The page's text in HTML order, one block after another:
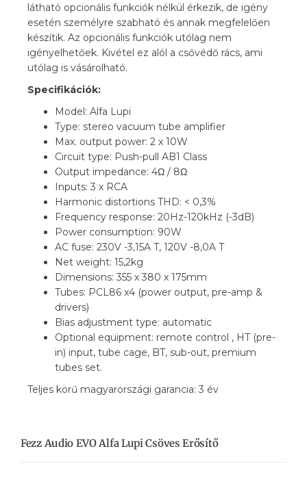
látható opcionális funkciók nélkül érkezik, de igény
esetén személyre szabható és annak megfelelően
készítik. Az opcionális funkciók utólag nem
igényelhetőek. Kivétel ez alól a csővédő rács, ami
utólag is vásárolható.
Specifikációk:
Model: Alfa Lupi
Type: stereo vacuum tube amplifier
Max. output power: 2 x 10W
Circuit type: Push-pull AB1 Class
Output impedance: 4Ω / 8Ω
Inputs: 3 x RCA
Harmonic distortions THD: < 0,3%
Frequency response: 20Hz-120kHz (-3dB)
Power consumption: 90W
AC fuse: 230V -3,15A T, 120V -8,0A T
Net weight: 15,2kg
Dimensions: 355 x 380 x 175mm
Tubes: PCL86 x4 (power output, pre-amp &
drivers)
Bias adjustment type: automatic
Optional equipment: remote control , HT (pre-
in) input, tube cage, BT, sub-out, premium
tubes set.
Teljes körű magyarországi garancia: 3 év
Fezz Audio EVO Alfa Lupi Csöves Erősítő